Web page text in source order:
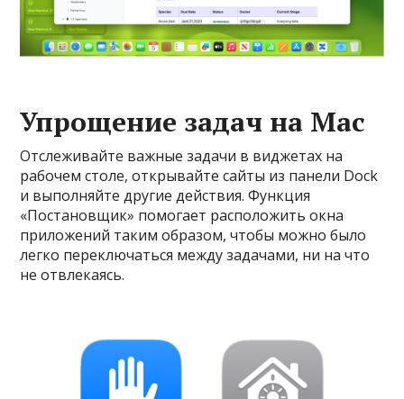
Упрощение задач на Mac
Отслеживайте важные задачи в виджетах на
рабочем столе, открывайте сайты из панели Dock
и выполняйте другие действия. Функция
«Постановщик» помогает расположить окна
приложений таким образом, чтобы можно было
легко переключаться между задачами, ни на что
не отвлекаясь.